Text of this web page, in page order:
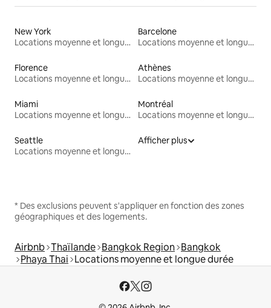
New York
Locations moyenne et longue durée
Barcelone
Locations moyenne et longue durée
Florence
Locations moyenne et longue durée
Athènes
Locations moyenne et longue durée
Miami
Locations moyenne et longue durée
Montréal
Locations moyenne et longue durée
Seattle
Locations moyenne et longue durée
Afficher plus
* Des exclusions peuvent s'appliquer en fonction des zones
géographiques et des logements.
Airbnb Thaïlande Bangkok Region Bangkok
Phaya Thai Locations moyenne et longue durée